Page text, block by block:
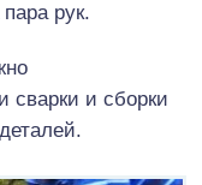
рук.
сварки и сборки